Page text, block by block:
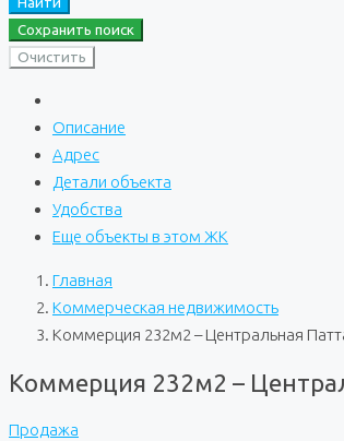
Сохранить поиск
Очистить
Описание
Адрес
Детали объекта
Удобства
Еще объекты в этом ЖК
Главная
Коммерческая недвижимость
Коммерция 232м2 – Центральная
Коммерция 232м2 –
Продажа